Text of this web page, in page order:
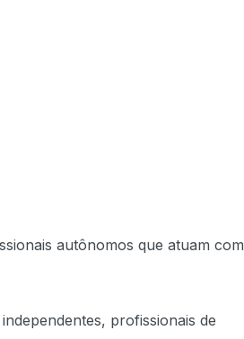
autônomos que atuam com
profissionais de